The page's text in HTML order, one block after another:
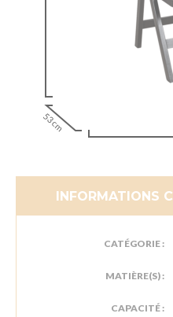
53 cm
INFORMATIONS
CATÉGORIE :
MATIÈRE(S) :
CAPACITÉ :